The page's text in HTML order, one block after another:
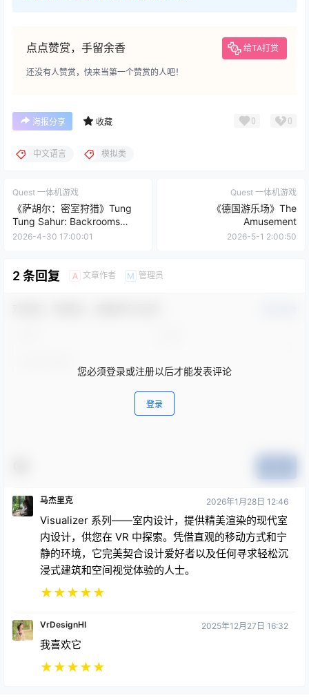
点点赞赏，手留余香 给TA打赏
还没有人赞赏，快来当第一个赞赏的人吧！
海报分享 收藏 0 0
中文语言 模拟类
Quest 一体机游戏
《萨胡尔：密室狩猎》Tung
Tung Sahur: Backrooms
Hunt
2026-4-30 17:00:01
Quest 一体机游戏
《德国游乐场》The
Amusement
2026-5-1 2:00:50
2 条回复 A 文章作者 M 管理员
您必须登录或注册以后才能发表评论
登录
马杰里克 2026年1月28日 12:46
Visualizer 系列——室内设计，提供精美渲染的现代室
内设计，供您在 VR 中探索。凭借直观的移动方式和宁
静的环境，它完美契合设计爱好者以及任何寻求轻松沉
浸式建筑和空间视觉体验的人士。
★★★★★
VrDesignHI 2025年12月27日 16:32
我喜欢它
★★★★★